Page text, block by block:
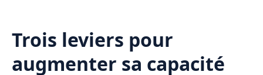
Trois leviers pour
augmenter sa capacité